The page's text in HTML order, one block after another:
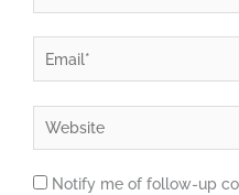
Notify me of follow-up